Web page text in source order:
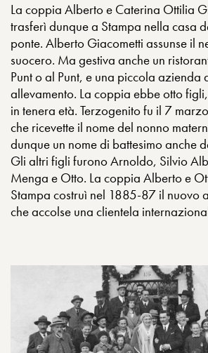
La coppia Alberto e Caterina Ottilia
trasferì dunque a Stampa nella casa
ponte. Alberto Giacometti assunse il
suocero. Ma gestiva anche un
Punt o al Punt, e una piccola azienda
allevamento. La coppia ebbe otto
in tenera età. Terzogenito fu il 7
che ricevette il nome del nonno
dunque un nome di battesimo anche
Gli altri figli furono Arnoldo, Silvio
Menga e Otto. La coppia Alberto e
Stampa costruì nel 1885-87 il nuovo
che accolse una clientela